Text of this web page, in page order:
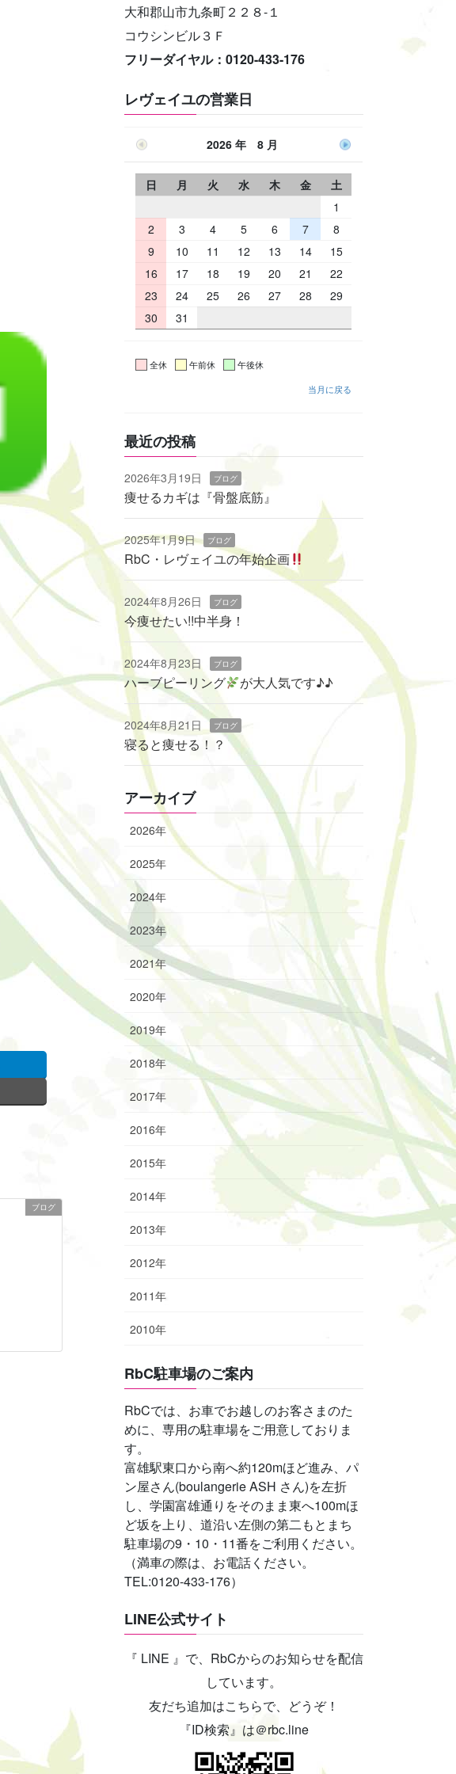
ブログ
大和郡山市九条町２２８-１
コウシンビル３Ｆ
フリーダイヤル：0120-433-176
レヴェイユの営業日
2026 年 8 月
日 月 火 水 木 金
土
1
2
3 4 5 6 7
8
9
10 11 12 13 14
15
16
17 18 19 20 21
22
23
24 25 26 27 28
29
30
31
全休 午前休
午後休
当月に戻る
最近の投稿
2026年3月19日 ブログ
痩せるカギは『骨盤底筋』
2025年1月9日 ブログ
RbC・レヴェイユの年始企画
2024年8月26日 ブログ
今痩せたい!!中半身！
2024年8月23日 ブログ
ハーブピーリング ‬が大人気です♪♪
2024年8月21日 ブログ
寝ると痩せる！？
アーカイブ
2026年
2025年
2024年
2023年
2021年
2020年
2019年
2018年
2017年
2016年
2015年
2014年
2013年
2012年
2011年
2010年
RbC駐車場のご案内
RbCでは、お車でお越しのお客さまのた
めに、専用の駐車場をご用意しておりま
す。
富雄駅東口から南へ約120mほど進み、パ
ン屋さん(boulangerie ASH さん)を左折
し、学園富雄通りをそのまま東へ100mほ
ど坂を上り、道沿い左側の第二もとまち
駐車場の9・10・11番をご利用ください。
（満車の際は、お電話ください。
TEL:0120-433-176）
LINE公式サイト
『 LINE 』で、RbCからのお知らせを配信
しています。
友だち追加はこちらで、どうぞ！
『ID検索』は＠rbc.line